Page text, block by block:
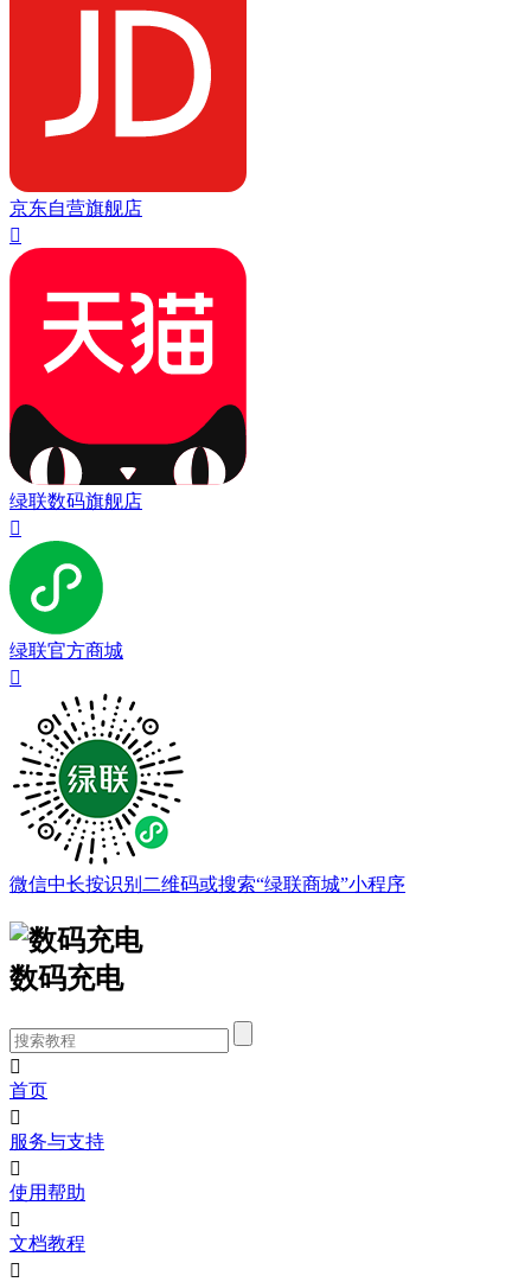
京东自营旗舰店

绿联数码旗舰店

绿联官方商城

微信中长按识别二维码或搜索“绿联商城”小程序
数码充电

首页

服务与支持

使用帮助

文档教程
